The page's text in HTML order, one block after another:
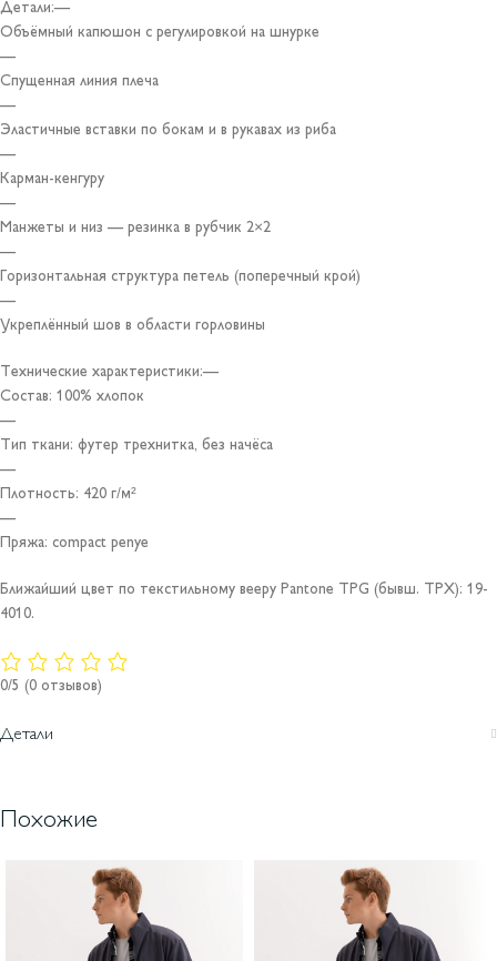
Детали:—
Объёмный капюшон с регулировкой на шнурке
—
Спущенная линия плеча
—
Эластичные вставки по бокам и в рукавах из риба
—
Карман-кенгуру
—
Манжеты и низ — резинка в рубчик 2×2
—
Горизонтальная структура петель (поперечный крой)
—
Укреплённый шов в области горловины
Технические характеристики:—
Состав: 100% хлопок
—
Тип ткани: футер трехнитка, без начёса
—
Плотность: 420 г/м²
—
Пряжа: compact penye
Ближайший цвет по текстильному вееру Pantone TPG (бывш. TPX): 19-
4010.
0/5 (0 отзывов)
Детали
Похожие